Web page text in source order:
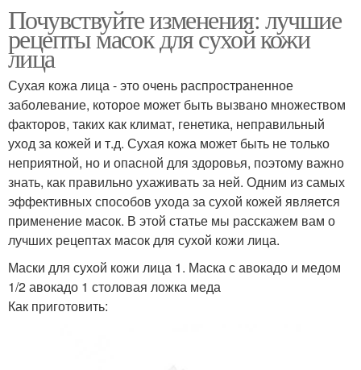
Почувствуйте изменения: лучшие
рецепты масок для сухой кожи
лица
Сухая кожа лица - это очень распространенное
заболевание, которое может быть вызвано множеством
факторов, таких как климат, генетика, неправильный
уход за кожей и т.д. Сухая кожа может быть не только
неприятной, но и опасной для здоровья, поэтому важно
знать, как правильно ухаживать за ней. Одним из самых
эффективных способов ухода за сухой кожей является
применение масок. В этой статье мы расскажем вам о
лучших рецептах масок для сухой кожи лица.
Маски для сухой кожи лица 1. Маска с авокадо и медом
1/2 авокадо 1 столовая ложка меда
Как приготовить: